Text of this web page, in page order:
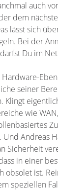
auch
dem
lässt sich
Bei der
Du im
seiner
Klingt
wie
Und Andreas
Sicherheit
in einer
obsolet ist.
speziellen